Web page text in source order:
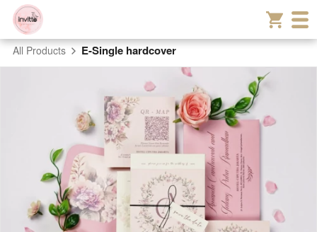
All Products E-Single hardcover